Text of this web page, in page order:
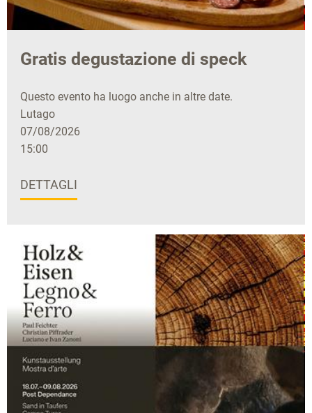
Gratis degustazione di speck
Questo evento ha luogo anche in altre date.
Lutago
07/08/2026
15:00
DETTAGLI